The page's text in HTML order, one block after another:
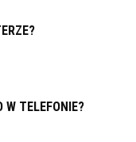
W TELEFONIE?